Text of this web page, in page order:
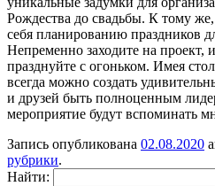
Рождества до свадьбы. К тому
себя планированию праздников
Непременно заходите на проект,
празднуйте с огоньком. Имея
всегда можно создать
и друзей быть полноценным
мероприятие будут вспоминать
Запись опубликована 02.08.2020
рубрики.
Найти: